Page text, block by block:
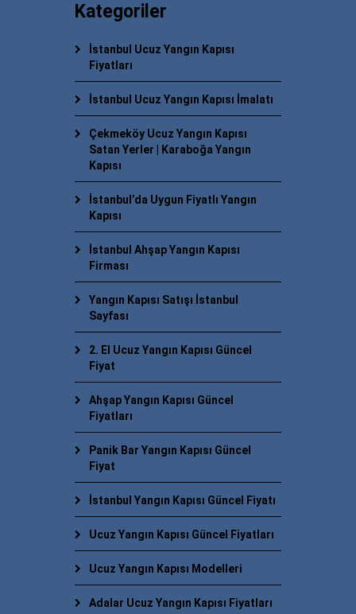
Kategoriler
İstanbul Ucuz Yangın Kapısı
Fiyatları
İstanbul Ucuz Yangın Kapısı İmalatı
Çekmeköy Ucuz Yangın Kapısı
Satan Yerler | Karaboğa Yangın
Kapısı
İstanbul’da Uygun Fiyatlı Yangın
Kapısı
İstanbul Ahşap Yangın Kapısı
Firması
Yangın Kapısı Satışı İstanbul
Sayfası
2. El Ucuz Yangın Kapısı Güncel
Fiyat
Ahşap Yangın Kapısı Güncel
Fiyatları
Panik Bar Yangın Kapısı Güncel
Fiyat
İstanbul Yangın Kapısı Güncel Fiyatı
Ucuz Yangın Kapısı Güncel Fiyatları
Ucuz Yangın Kapısı Modelleri
Adalar Ucuz Yangın Kapısı Fiyatları